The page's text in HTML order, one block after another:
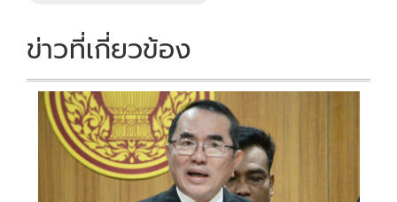
ข่าวที่เกี่ยวข้อง